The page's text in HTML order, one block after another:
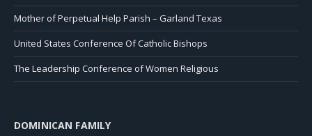
Mother of Perpetual Help Parish – Garland Texas
United States Conference Of Catholic Bishops
The Leadership Conference of Women Religious
DOMINICAN FAMILY